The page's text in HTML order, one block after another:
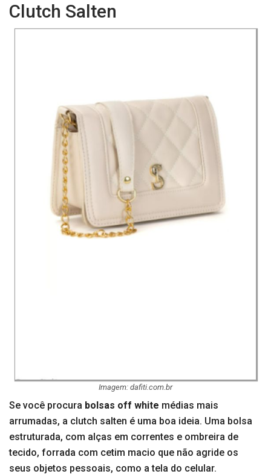
Clutch Salten
Imagem: dafiti.com.br
Se você procura bolsas off white médias mais
arrumadas, a clutch salten é uma boa ideia. Uma bolsa
estruturada, com alças em correntes e ombreira de
tecido, forrada com cetim macio que não agride os
seus objetos pessoais, como a tela do celular.